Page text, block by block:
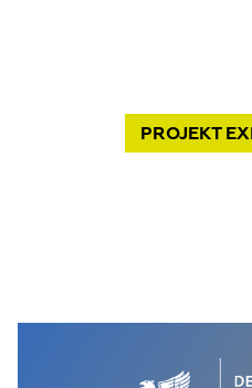
PROJEKT